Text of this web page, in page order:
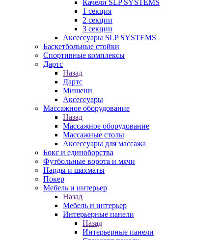
Качели SLP SYSTEMS
1 секция
2 секции
3 секции
Аксессуары SLP SYSTEMS
Баскетбольные стойки
Спортивные комплексы
Дартс
Назад
Дартс
Мишени
Аксессуары
Массажное оборудование
Назад
Массажное оборудование
Массажные столы
Аксессуары для массажа
Бокс и единоборства
Футбольные ворота и мячи
Нарды и шахматы
Покер
Мебель и интерьер
Назад
Мебель и интерьер
Интерьерные панели
Назад
Интерьерные панели